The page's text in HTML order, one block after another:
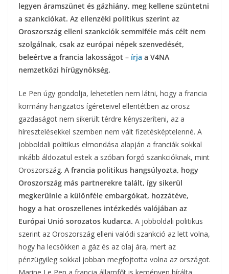
legyen áramszünet és gázhiány, meg kellene szüntetni
a szankciókat. Az ellenzéki politikus szerint az
Oroszország elleni szankciók semmiféle más célt nem
szolgálnak, csak az európai népek szenvedését,
beleértve a francia lakosságot – írja a V4NA
nemzetközi hírügynökség.
Le Pen úgy gondolja, lehetetlen nem látni, hogy a francia
kormány hangzatos ígéreteivel ellentétben az orosz
gazdaságot nem sikerült térdre kényszeríteni, az a
híresztelésekkel szemben nem vált fizetésképtelenné. A
jobboldali politikus elmondása alapján a franciák sokkal
inkább áldozatul estek a szóban forgó szankcióknak, mint
Oroszország. A francia politikus hangsúlyozta, hogy
Oroszország más partnerekre talált, így sikerül
megkerülnie a különféle embargókat, hozzátéve,
hogy a hat oroszellenes intézkedés valójában az
Európai Unió sorozatos kudarca. A jobboldali politikus
szerint az Oroszország elleni valódi szankció az lett volna,
hogy ha lecsökken a gáz és az olaj ára, mert az
pénzügyileg sokkal jobban megfojtotta volna az országot.